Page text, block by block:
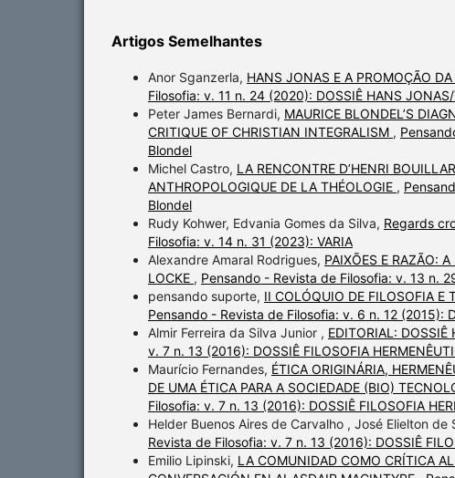
Artigos Semelhantes
Anor Sganzerla, HANS JONAS E A PROMOÇÃO
Filosofia: v. 11 n. 24 (2020): DOSSIÊ HANS JONAS/
Peter James Bernardi, MAURICE BLONDEL’S
CRITIQUE OF CHRISTIAN INTEGRALISM ,
Blondel
Michel Castro, LA RENCONTRE D’HENRI
ANTHROPOLOGIQUE DE LA THÉOLOGIE ,
Blondel
Rudy Kohwer, Edvania Gomes da Silva, Regards
Filosofia: v. 14 n. 31 (2023): VARIA
Alexandre Amaral Rodrigues, PAIXÕES E RAZÃO:
LOCKE , Pensando - Revista de Filosofia: v. 13 n.
pensando suporte, II COLÓQUIO DE FILOSOFIA E
Pensando - Revista de Filosofia: v. 6 n. 12 (2015):
Almir Ferreira da Silva Junior , EDITORIAL: DOSSIÊ
v. 7 n. 13 (2016): DOSSIÊ FILOSOFIA
Maurício Fernandes, ÉTICA ORIGINÁRIA,
DE UMA ÉTICA PARA A SOCIEDADE (BIO)
Filosofia: v. 7 n. 13 (2016): DOSSIÊ FILOSOFIA
Helder Buenos Aires de Carvalho , José Elielton de
Revista de Filosofia: v. 7 n. 13 (2016): DOSSIÊ
Emilio Lipinski, LA COMUNIDAD COMO CRÍTICA